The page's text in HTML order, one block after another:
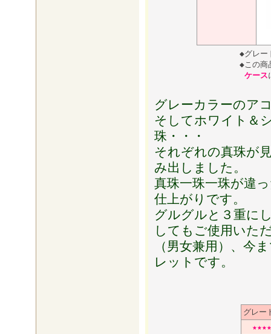
◆グレー
◆この商
ケース
グレーカラーのア
そしてホワイト＆
珠・・・
それぞれの真珠が
み出しました。
真珠一珠一珠が違
仕上がりです。
グルグルと３重に
してもご使用いた
（男女兼用）、今
レットです。
グレー